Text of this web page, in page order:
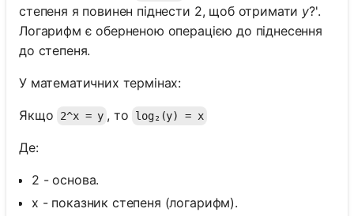
степеня я повинен піднести 2, щоб отримати y?'.
Логарифм є оберненою операцією до піднесення
до степеня.
У математичних термінах:
Якщо 2^x = y , то log₂(y) = x
Де:
2 - основа.
x - показник степеня (логарифм).